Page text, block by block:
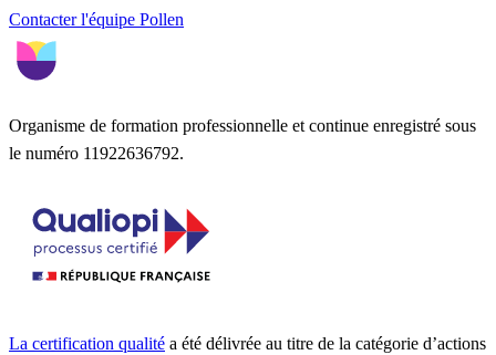
Contacter l'équipe Pollen
Organisme de formation professionnelle et continue enregistré sous
le numéro 11922636792.
La certification qualité a été délivrée au titre de la catégorie d’actions